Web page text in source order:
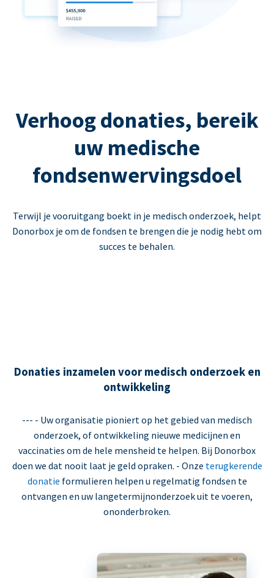
Verhoog donaties, bereik
uw medische
fondsenwervingsdoel
Terwijl je vooruitgang boekt in je medisch onderzoek, helpt
Donorbox je om de fondsen te brengen die je nodig hebt om
succes te behalen.
Donaties inzamelen voor medisch onderzoek en
ontwikkeling
--- - Uw organisatie pioniert op het gebied van medisch
onderzoek, of ontwikkeling nieuwe medicijnen en
vaccinaties om de hele mensheid te helpen. Bij Donorbox
doen we dat nooit laat je geld opraken. - Onze terugkerende
donatie formulieren helpen u regelmatig fondsen te
ontvangen en uw langetermijnonderzoek uit te voeren,
ononderbroken.